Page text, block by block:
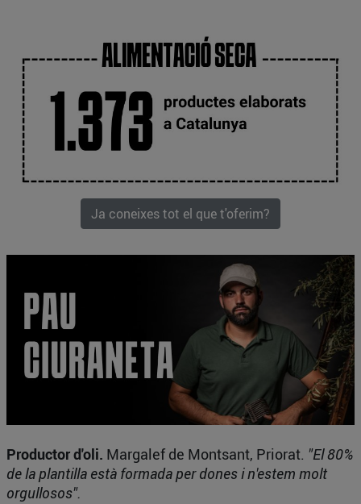
Ja coneixes tot el que t'oferim?
Productor d'oli. Margalef de Montsant, Priorat. "El 80%
de la plantilla està formada per dones i n'estem molt
orgullosos".